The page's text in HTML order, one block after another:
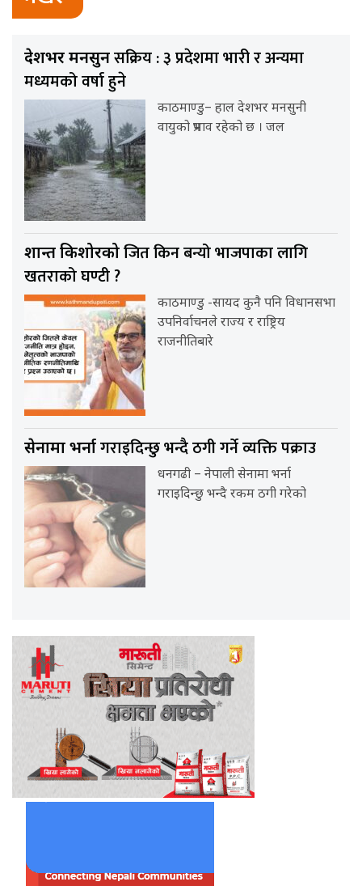
देशभर मनसुनसक्रिय : ३ प्रदेशमा भारी र अन्यमा
मध्यमको वर्षा हुने
काठमाण्डु– हाल देशभर मनसुनी
वायुको प्रभाव रहेको छ । जल
प्रशान्त किशोरकोजित किन बन्यो भाजपाका लागि
खतराको घण्टी ?
काठमाण्डु -सायद कुनै पनि विधानसभा
उपनिर्वाचनले राज्य र राष्ट्रिय
राजनीतिबारे
सेनामा भर्नागराइदिन्छु भन्दै ठगी गर्ने व्यक्ति पक्राउ
धनगढी – नेपाली सेनामा भर्ना
गराइदिन्छु भन्दै रकम ठगी गरेको